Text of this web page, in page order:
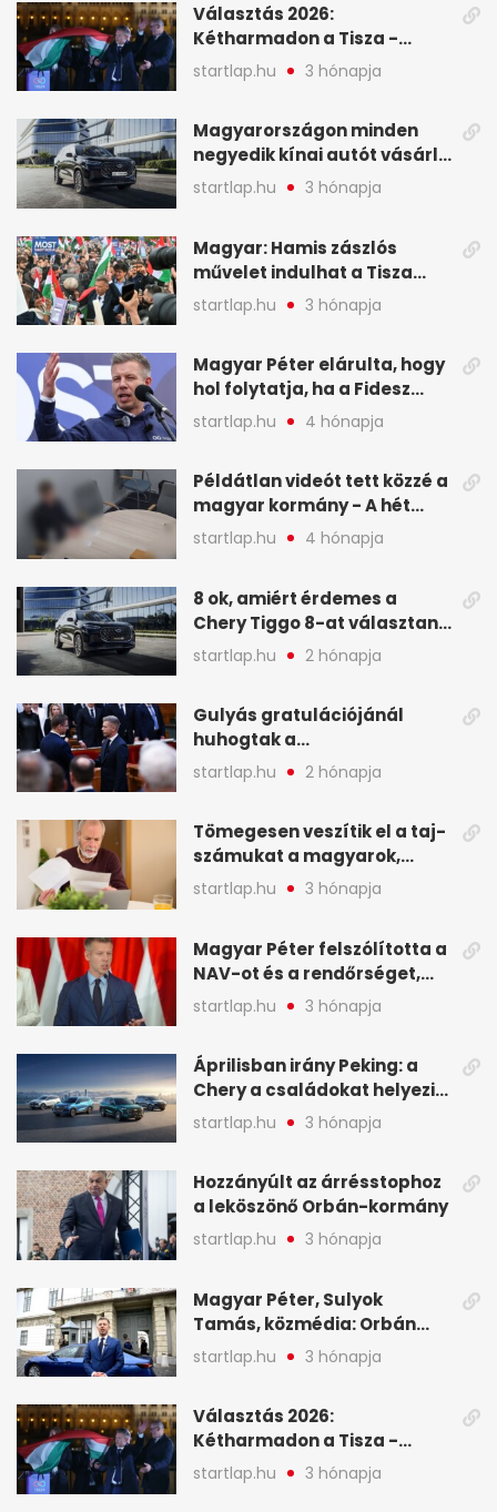
Választás 2026:
Kétharmadon a Tisza -
mutatjuk, hogyan alakulnak
a mandátumok
startlap.hu 3 hónapja
Magyarországon minden
negyedik kínai autót vásárló
a Chery mellett döntött (X)
startlap.hu 3 hónapja
Magyar: Hamis zászlós
művelet indulhat a Tisza
ellen a választás napján - A
hét legfontosabb eseményei
startlap.hu 3 hónapja
Magyar Péter elárulta, hogy
hol folytatja, ha a Fidesz
nyeri a választást - A hét
legfontosabb hírei
startlap.hu 4 hónapja
Példátlan videót tett közzé a
magyar kormány - A hét
legfontosabb hírei
képekben
startlap.hu 4 hónapja
8 ok, amiért érdemes a
Chery Tiggo 8-at választani!
(X)
startlap.hu 2 hónapja
Gulyás gratulációjánál
huhogtak a
leghangosabban, miután
Magyart miniszterelnökké
legfontosabb hírei
képekben
startlap.hu 2 hónapja
Tömegesen veszítik el a taj-
számukat a magyarok,
sokak ellen eljárást indít a
NAV - A hét hírei képekben
startlap.hu 3 hónapja
Magyar Péter felszólította a
NAV-ot és a rendőrséget,
tartóztassák le a NER-es
oligarchákat - A hét
startlap.hu 3 hónapja
Áprilisban irány Peking: a
Chery a családokat helyezi
globális mobilitási
programja középpontjába
startlap.hu 3 hónapja
Hozzányúlt az árrésstophoz
a leköszönő Orbán-kormány
startlap.hu 3 hónapja
Magyar Péter, Sulyok
Tamás, közmédia: Orbán
Viktor április 13. óta hallgat,
közben pörögnek az
startlap.hu 3 hónapja
Választás 2026:
Kétharmadon a Tisza -
mutatjuk, hogyan alakulnak
a mandátumok
startlap.hu 3 hónapja